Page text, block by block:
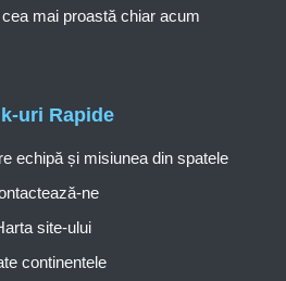
uri Rapide
echipă și misiunea din spatele
ne
site-ului
continentele
mai proastă chiar acum